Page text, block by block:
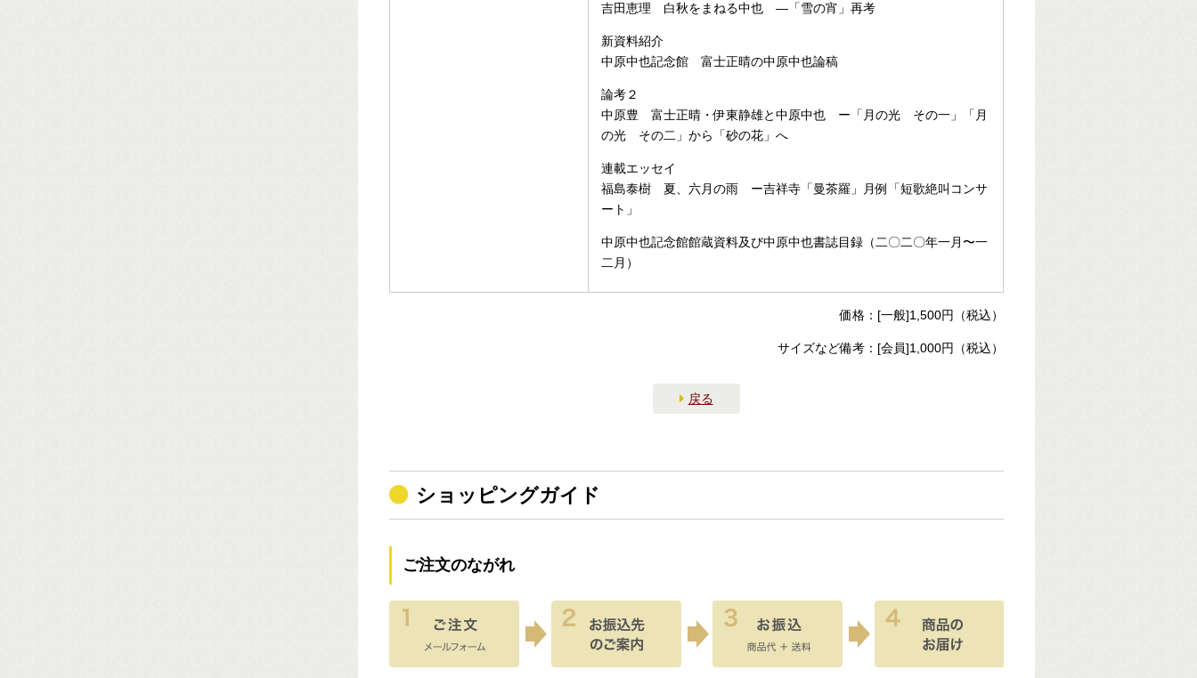
吉田恵理 白秋をまねる中也 ―「雪の宵」再考
新資料紹介
中原中也記念館 富士正晴の中原中也論稿
論考２
中原豊 富士正晴・伊東静雄と中原中也 ー「月の光 その一」「月
の光 その二」から「砂の花」へ
連載エッセイ
福島泰樹 夏、六月の雨 ー吉祥寺「曼茶羅」月例「短歌絶叫コンサ
ート」
中原中也記念館館蔵資料及び中原中也書誌目録（二〇二〇年一月〜一
二月）
価格：[一般]1,500円（税込）
サイズなど備考：[会員]1,000円（税込）
戻る
ショッピングガイド
ご注文のながれ